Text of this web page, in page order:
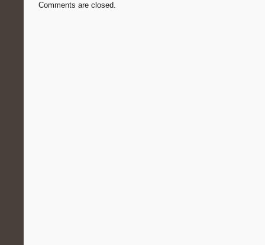
Comments are closed.